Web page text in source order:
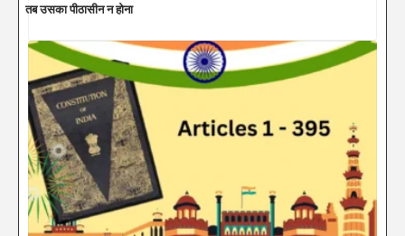
तब उसका पीठासीन न होना